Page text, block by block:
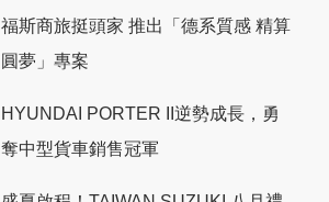
福斯商旅挺頭家 推出「德系質感 精算
圓夢」專案
HYUNDAI PORTER II逆勢成長，勇
奪中型貨車銷售冠軍